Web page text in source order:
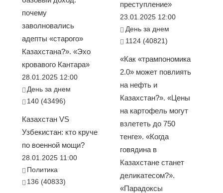
почему
заволновались
адепты «старого»
Казахстана?». «Эхо
кровавого Кантара»
28.01.2025 12:00
День за днем
140 (43496)
Казахстан VS
Узбекистан: кто круче
по военной мощи?
28.01.2025 11:00
Политика
136 (40833)
преступление»
23.01.2025 12:00
День за днем
1124 (40821)
«Как «трампономика
2.0» может повлиять
на нефть и
Казахстан?». «Цены
на картофель могут
взлететь до 750
тенге». «Когда
говядина в
Казахстане станет
деликатесом?».
«Парадоксы